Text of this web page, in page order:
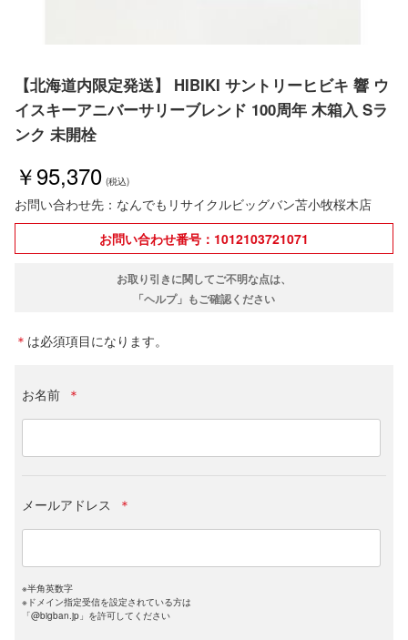
【北海道内限定発送】 HIBIKI サントリーヒビキ 響 ウ
イスキーアニバーサリーブレンド 100周年 木箱入 Sラ
ンク 未開栓
￥95,370
お問い合わせ先：なんでもリサイクルビッグバン苫小牧桜木店
お問い合わせ番号：1012103721071
お取り引きに関してご不明な点は、
「ヘルプ」もご確認ください
＊ は必須項目になります。
お名前 ＊
メールアドレス ＊
※半角英数字
※ドメイン指定受信を設定されている方は
「@bigban.jp」を許可してください